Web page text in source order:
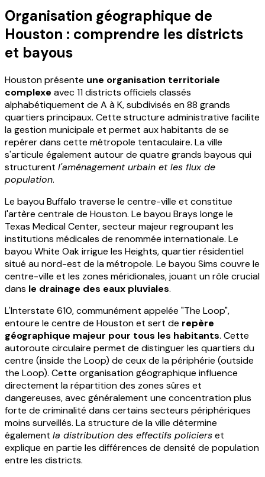
Organisation géographique de
Houston : comprendre les districts
et bayous
Houston présente une organisation territoriale
complexe avec 11 districts officiels classés
alphabétiquement de A à K, subdivisés en 88 grands
quartiers principaux. Cette structure administrative facilite
la gestion municipale et permet aux habitants de se
repérer dans cette métropole tentaculaire. La ville
s'articule également autour de quatre grands bayous qui
structurent l'aménagement urbain et les flux de
population.
Le bayou Buffalo traverse le centre-ville et constitue
l'artère centrale de Houston. Le bayou Brays longe le
Texas Medical Center, secteur majeur regroupant les
institutions médicales de renommée internationale. Le
bayou White Oak irrigue les Heights, quartier résidentiel
situé au nord-est de la métropole. Le bayou Sims couvre le
centre-ville et les zones méridionales, jouant un rôle crucial
dans le drainage des eaux pluviales.
L'Interstate 610, communément appelée "The Loop",
entoure le centre de Houston et sert de repère
géographique majeur pour tous les habitants. Cette
autoroute circulaire permet de distinguer les quartiers du
centre (inside the Loop) de ceux de la périphérie (outside
the Loop). Cette organisation géographique influence
directement la répartition des zones sûres et
dangereuses, avec généralement une concentration plus
forte de criminalité dans certains secteurs périphériques
moins surveillés. La structure de la ville détermine
également la distribution des effectifs policierset
explique en partie les différences de densité de population
entre les districts.